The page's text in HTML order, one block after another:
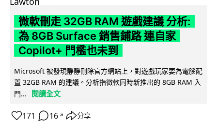
微軟刪走 32GB RAM 遊戲建議 分析:
為 8GB Surface 銷售鋪路 連自家
Copilot+ 門檻也未到
Microsoft 被發現靜靜刪除官方網站上，對遊戲玩家要為電腦配
置 32GB RAM 的建議。分析指微軟同時新推出的 8GB RAM 入
門...
閱讀全文
171 16 ↗ 分享